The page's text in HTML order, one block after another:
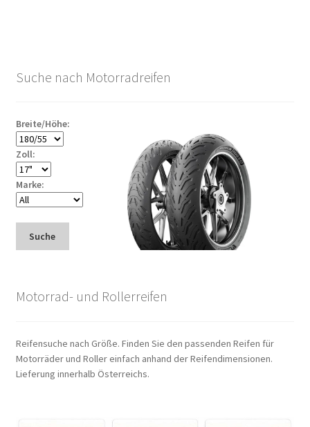
Suche nach Motorradreifen
Breite/Höhe:
Zoll:
Marke:
Suche
Motorrad- und Rollerreifen
Reifensuche nach Größe. Finden Sie den passenden Reifen für
Motorräder und Roller einfach anhand der Reifendimensionen.
Lieferung innerhalb Österreichs.